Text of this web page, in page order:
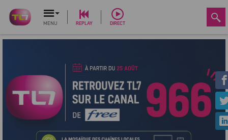
MENU REPLAY DIRECT